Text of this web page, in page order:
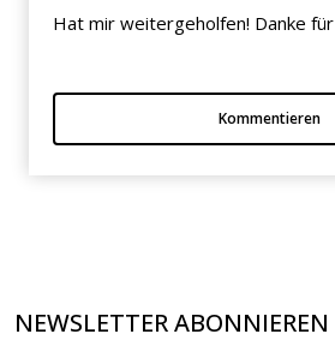
Hat mir weitergeholfen! Danke
Kommentieren
NEWSLETTER ABONNIEREN